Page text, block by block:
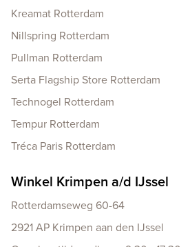
Kreamat Rotterdam
Nillspring Rotterdam
Pullman Rotterdam
Serta Flagship Store Rotterdam
Technogel Rotterdam
Tempur Rotterdam
Tréca Paris Rotterdam
Winkel Krimpen a/d IJssel
Rotterdamseweg 60-64
2921 AP Krimpen aan den IJssel